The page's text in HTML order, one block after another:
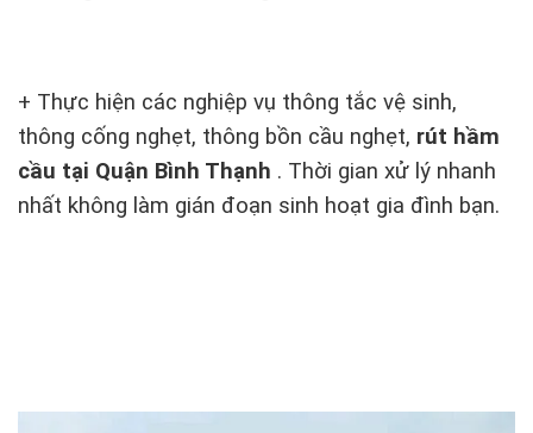
+ Thực hiện các nghiệp vụ thông tắc vệ sinh,
thông cống nghẹt, thông bồn cầu nghẹt, rút hầm
cầu tại Quận Bình Thạnh . Thời gian xử lý nhanh
nhất không làm gián đoạn sinh hoạt gia đình bạn.